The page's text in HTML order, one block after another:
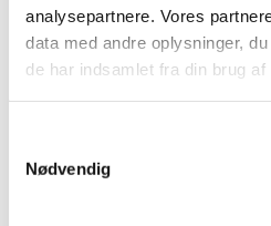
analysepartnere. Vores
data med andre oplysninger,
de har indsamlet fra din brug af
Nødvendig
Vejret var flot under hele
også selvom en byge fik os til
parasollerne ved den